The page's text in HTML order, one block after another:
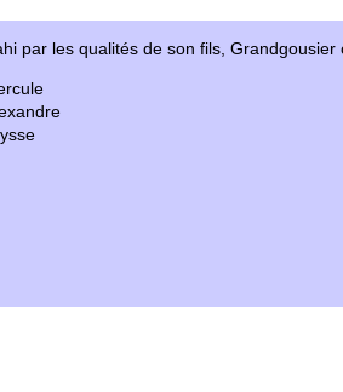
par les qualités de son fils,